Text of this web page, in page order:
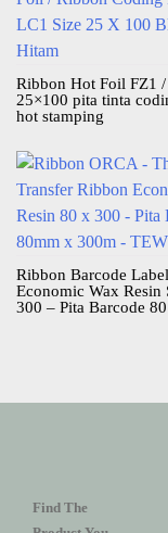
Ribbon Hot Foil FZ1 /
25×100 pita tinta
hot stamping
Ribbon Barcode Label
Economic Wax Resin
300 – Pita Barcode
Find The